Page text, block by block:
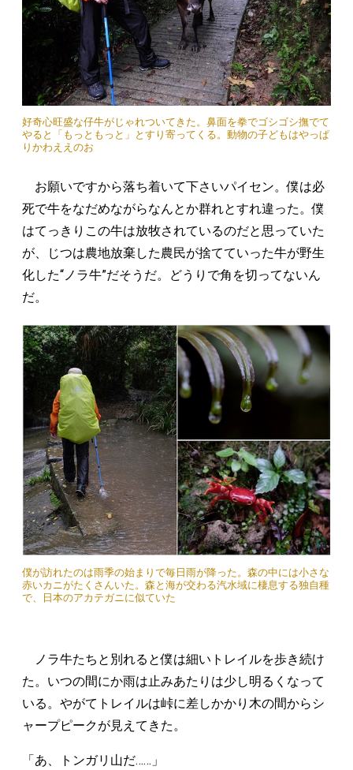
好奇心旺盛な仔牛がじゃれついてきた。鼻面を拳でゴシゴシ撫でて
やると「もっともっと」とすり寄ってくる。動物の子どもはやっぱ
りかわええのお
お願いですから落ち着いて下さいパイセン。僕は必
死で牛をなだめながらなんとか群れとすれ違った。僕
はてっきりこの牛は放牧されているのだと思っていた
が、じつは農地放棄した農民が捨てていった牛が野生
化した“ノラ牛”だそうだ。どうりで角を切ってないん
だ。
僕が訪れたのは雨季の始まりで毎日雨が降った。森の中には小さな
赤いカニがたくさんいた。森と海が交わる汽水域に棲息する独自種
で、日本のアカテガニに似ていた
ノラ牛たちと別れると僕は細いトレイルを歩き続け
た。いつの間にか雨は止みあたりは少し明るくなって
いる。やがてトレイルは峠に差しかかり木の間からシ
ャープピークが見えてきた。
「あ、トンガリ山だ……」